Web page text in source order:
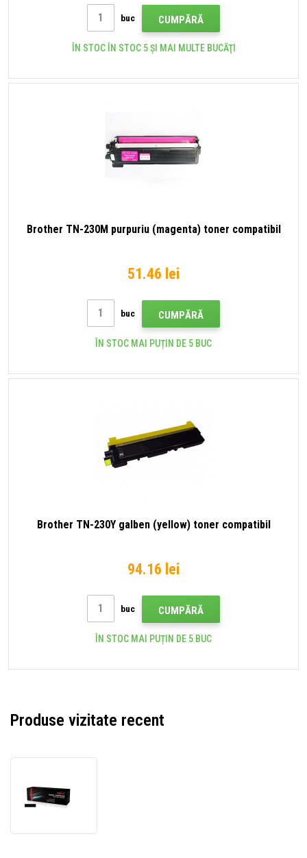
buc CUMPĂRĂ
ÎN STOC ÎN STOC 5 ȘI MAI MULTE BUCĂŢI
Brother TN-230M purpuriu (magenta) toner compatibil
51.46 lei
buc CUMPĂRĂ
ÎN STOC MAI PUȚIN DE 5 BUC
Brother TN-230Y galben (yellow) toner compatibil
94.16 lei
buc CUMPĂRĂ
ÎN STOC MAI PUȚIN DE 5 BUC
Produse vizitate recent
pentru